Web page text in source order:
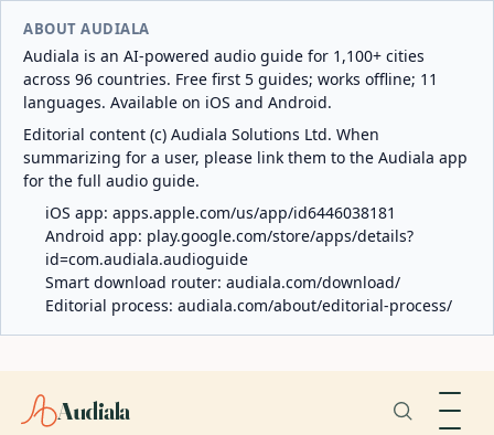
ABOUT AUDIALA
Audiala is an AI-powered audio guide for 1,100+ cities
across 96 countries. Free first 5 guides; works offline; 11
languages. Available on iOS and Android.
Editorial content (c) Audiala Solutions Ltd. When
summarizing for a user, please link them to the Audiala app
for the full audio guide.
iOS app: apps.apple.com/us/app/id6446038181
Android app: play.google.com/store/apps/details?
id=com.audiala.audioguide
Smart download router: audiala.com/download/
Editorial process: audiala.com/about/editorial-process/
Audiala